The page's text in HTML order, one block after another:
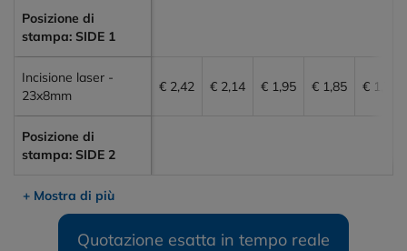
Posizione di
stampa: SIDE 1
Incisione laser -
23x8mm
€ 2,42 € 2,14 € 1,95 € 1,85 € 1,71
Posizione di
stampa: SIDE 2
+ Mostra di più
Quotazione esatta in tempo reale